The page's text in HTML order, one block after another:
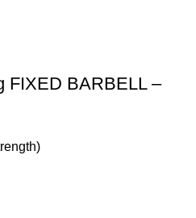
FIXED BARBELL –